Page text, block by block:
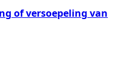
of versoepeling van